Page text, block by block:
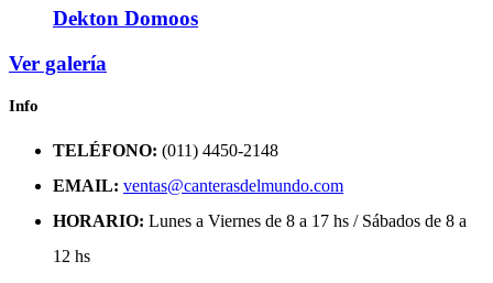
Dekton Domoos
Ver galería
Info
TELÉFONO: (011) 4450-2148
EMAIL: ventas@canterasdelmundo.com
HORARIO: Lunes a Viernes de 8 a 17 hs / Sábados de 8 a
12 hs